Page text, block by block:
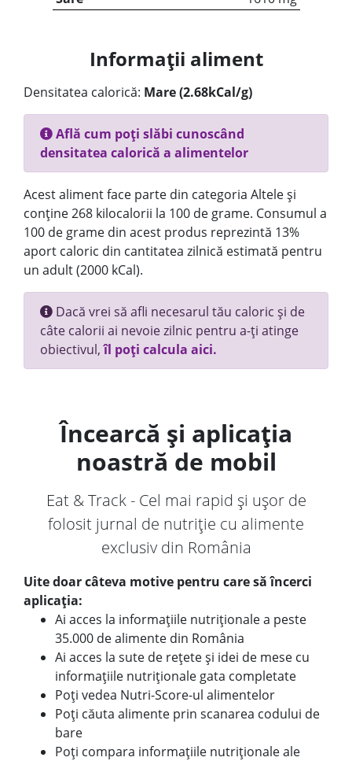
Informații aliment
Densitatea calorică: Mare (2.68kCal/g)
Află cum poți slăbi cunoscând
densitatea calorică a alimentelor
Acest aliment face parte din categoria Altele și
conține 268 kilocalorii la 100 de grame. Consumul a
100 de grame din acest produs reprezintă 13%
aport caloric din cantitatea zilnică estimată pentru
un adult (2000 kCal).
Dacă vrei să afli necesarul tău caloric și de
câte calorii ai nevoie zilnic pentru a-ți atinge
obiectivul,îl poți calcula aici.
Încearcă și aplicația
noastră de mobil
Eat & Track - Cel mai rapid și ușor de
folosit jurnal de nutriție cu alimente
exclusiv din România
Uite doar câteva motive pentru care să încerci
aplicația:
Ai acces la informațiile nutriționale a peste
35.000 de alimente din România
Ai acces la sute de rețete și idei de mese cu
informațiile nutriționale gata completate
Poți vedea Nutri-Score-ul alimentelor
Poți căuta alimente prin scanarea codului de
bare
Poți compara informațiile nutriționale ale